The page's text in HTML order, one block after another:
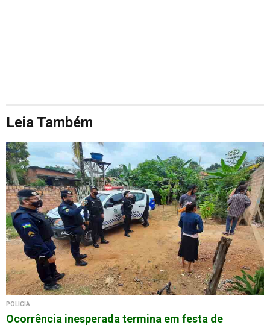
Leia Também
POLÍCIA
Ocorrência inesperada termina em festa de